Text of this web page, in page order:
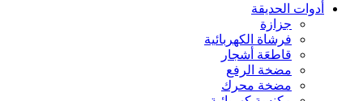
أدوات الحديقة
جزازة
فرشاة الكهربائية
قاطعَة أشجار
مضخة الرفع
مضخة محرك